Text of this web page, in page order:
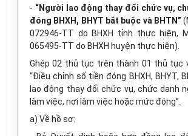
- “Người lao động thay đổi chức vụ,
đóng BHXH, BHYT bắt buộc và BHTN”
072946-TT do BHXH tỉnh thực hiện,
065495-TT do BHXH huyện thực hiện).
Ghép 02 thủ tục trên thành 01 thủ tục
“Điều chỉnh số tiền đóng BHXH, BHYT,
lao động thay đổi chức vụ, chức danh
làm việc, nơi làm việc hoặc mức đóng”.
a) Về hồ sơ: